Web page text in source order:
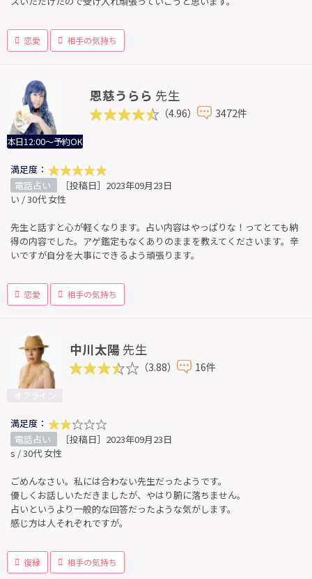
恋愛 相手の気持ち
本日12:00～予約OK
恩慈うらら 先生
（4.96） 3472件
満足度：
電話占い
［投稿日］2023年09月23日
い / 30代 女性
先生と話すと心が軽くなります。占い内容はやっぱりな！ってとても納
得の内容でした。アゲ鑑定もなくありのままを教えてくださいます。辛
いですが自分を大事にできるよう頑張ります。
恋愛 相手の気持ち
中川太陽 先生
（3.88） 16件
満足度：
電話占い
［投稿日］2023年09月23日
s / 30代 女性
ごめんなさい。私には合わない先生だったようです。
優しくお話しいただきましたが、やはり腑に落ちません。
占いというより一般的な回答だったような気がします。
感じ方は人それぞれですが。
復縁 相手の気持ち